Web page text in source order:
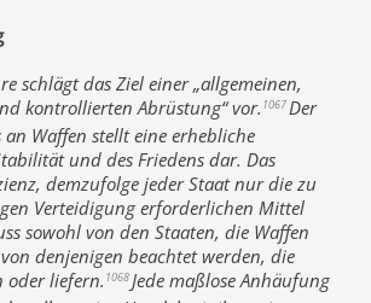
schlägt das Ziel einer „allgemeinen,
kontrollierten Abrüstung“ vor. 1067Der
Waffen stellt eine erhebliche
und des Friedens dar. Das
demzufolge jeder Staat nur die zu
Verteidigung erforderlichen Mittel
sowohl von den Staaten, die Waffen
denjenigen beachtet werden, die
oder liefern. 1068Jede maßlose Anhäufung